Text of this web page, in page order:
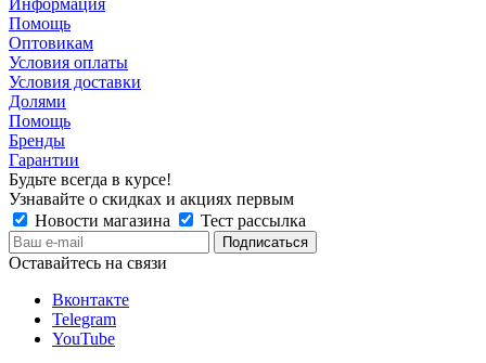
Помощь
Оптовикам
Условия оплаты
Условия доставки
Долями
Помощь
Бренды
Гарантии
Будьте всегда в курсе!
Узнавайте о скидках и акциях первым
Новости магазина
Тест рассылка
Оставайтесь на связи
Вконтакте
Telegram
YouTube